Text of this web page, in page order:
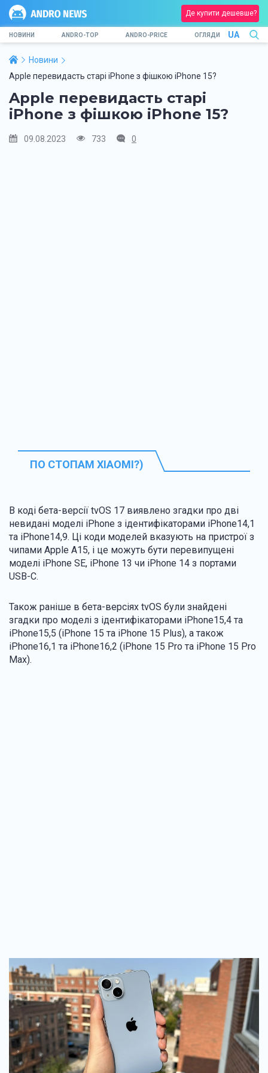
Де купити дешевше?
НОВИНИ ANDRO-TOP ANDRO-PRICE ОГЛЯДИ UA
Новини
Apple перевидасть старі iPhone з фішкою iPhone 15?
Apple перевидасть старі
iPhone з фішкою iPhone 15?
09.08.2023 733 0
ПО СТОПАМ XIAOMI?)
В коді бета-версії tvOS 17 виявлено згадки про дві
невидані моделі iPhone з ідентифікаторами iPhone14,1
та iPhone14,9. Ці коди моделей вказують на пристрої з
чипами Apple A15, і це можуть бути перевипущені
моделі iPhone SE, iPhone 13 чи iPhone 14 з портами
USB-C.
Також раніше в бета-версіях tvOS були знайдені
згадки про моделі з ідентифікаторами iPhone15,4 та
iPhone15,5 (iPhone 15 та iPhone 15 Plus), а також
iPhone16,1 та iPhone16,2 (iPhone 15 Pro та iPhone 15 Pro
Max).